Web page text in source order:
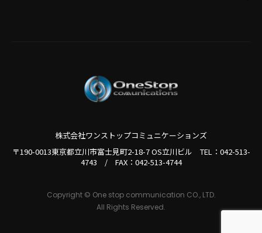
株式会社ワンストップコミュニケーションズ
〒190-0013東京都立川市富士見町2-18-7 OS立川ビル TEL： 042-513-
4743 / FAX：042-513-4744
Copyright © One stop communication CO., LTD.
All Rights Reserved.